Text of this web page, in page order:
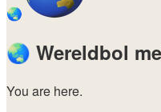
🌏
🌏 Wereldbol
You are here.